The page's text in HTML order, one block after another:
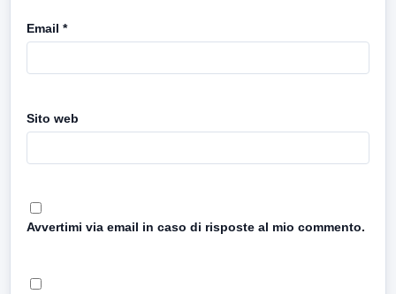
Email *
Sito web
Avvertimi via email in caso di risposte al mio commento.